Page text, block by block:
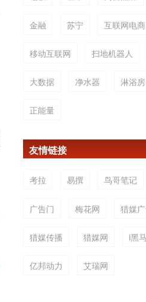
金融 苏宁 互联网电商
移动互联网 扫地机器人
大数据 净水器 淋浴房
正能量
友情链接
考拉 易撰 鸟哥笔记
广告门 梅花网 猎媒
猎媒传播 猎媒网 i黑马
亿邦动力 艾瑞网